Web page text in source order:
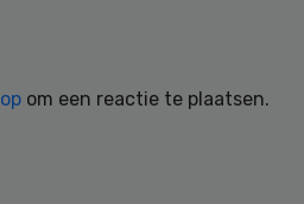
om een reactie te plaatsen.